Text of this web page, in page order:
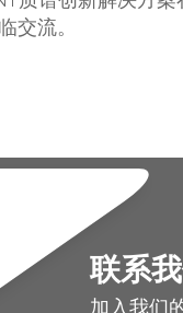
交流。
联系
加入我们